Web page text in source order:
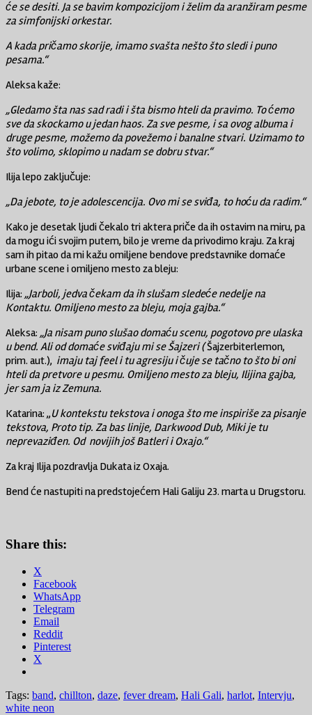
će se desiti. Ja se bavim kompozicijom i želim da aranžiram pesme
za simfonijski orkestar.
A kada pričamo skorije, imamo svašta nešto što sledi i puno
pesama.“
Aleksa kaže:
„Gledamo šta nas sad radi i šta bismo hteli da pravimo. To ćemo
sve da skockamo u jedan haos. Za sve pesme, i sa ovog albuma i
druge pesme, možemo da povežemo i banalne stvari. Uzimamo to
što volimo, sklopimo u nadam se dobru stvar.“
Ilija lepo zaključuje:
„Da jebote, to je adolescencija. Ovo mi se sviđa, to hoću da radim.“
Kako je desetak ljudi čekalo tri aktera priče da ih ostavim na miru, pa
da mogu ići svojim putem, bilo je vreme da privodimo kraju. Za kraj
sam ih pitao da mi kažu omiljene bendove predstavnike domaće
urbane scene i omiljeno mesto za bleju:
Ilija: „Jarboli, jedva čekam da ih slušam sledeće nedelje na
Kontaktu. Omiljeno mesto za bleju, moja gajba.“
Aleksa: „Ja nisam puno slušao domaću scenu, pogotovo pre ulaska
u bend. Ali od domaće sviđaju mi se Šajzeri (Šajzerbiterlemon,
prim. aut.), imaju taj feel i tu agresiju i čuje se tačno to što bi oni
hteli da pretvore u pesmu. Omiljeno mesto za bleju, Ilijina gajba,
jer sam ja iz Zemuna.
Katarina: „U kontekstu tekstova i onoga što me inspiriše za pisanje
tekstova, Proto tip. Za bas linije, Darkwood Dub, Miki je tu
neprevaziđen. Od novijih još Batleri i Oxajo.“
Za kraj Ilija pozdravlja Dukata iz Oxaja.
Bend će nastupiti na predstojećem Hali Galiju 23. marta u Drugstoru.
Share this:
X
Facebook
WhatsApp
Telegram
Email
Reddit
Pinterest
X
Tags: band, chillton, daze, fever dream, Hali Gali, harlot, Intervju,
white neon